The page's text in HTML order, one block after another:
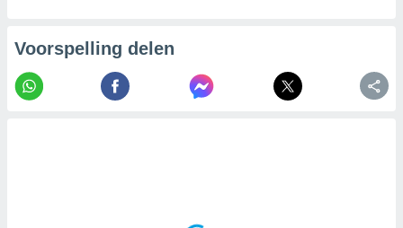
Voorspelling delen